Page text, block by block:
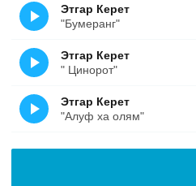
Этгар Керет
"Бумеранг"
Этгар Керет
" Цинорот"
Этгар Керет
"Алуф ха олям"